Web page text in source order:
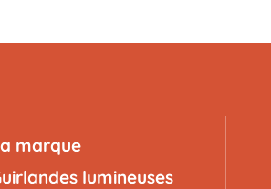
marque
lumineuses